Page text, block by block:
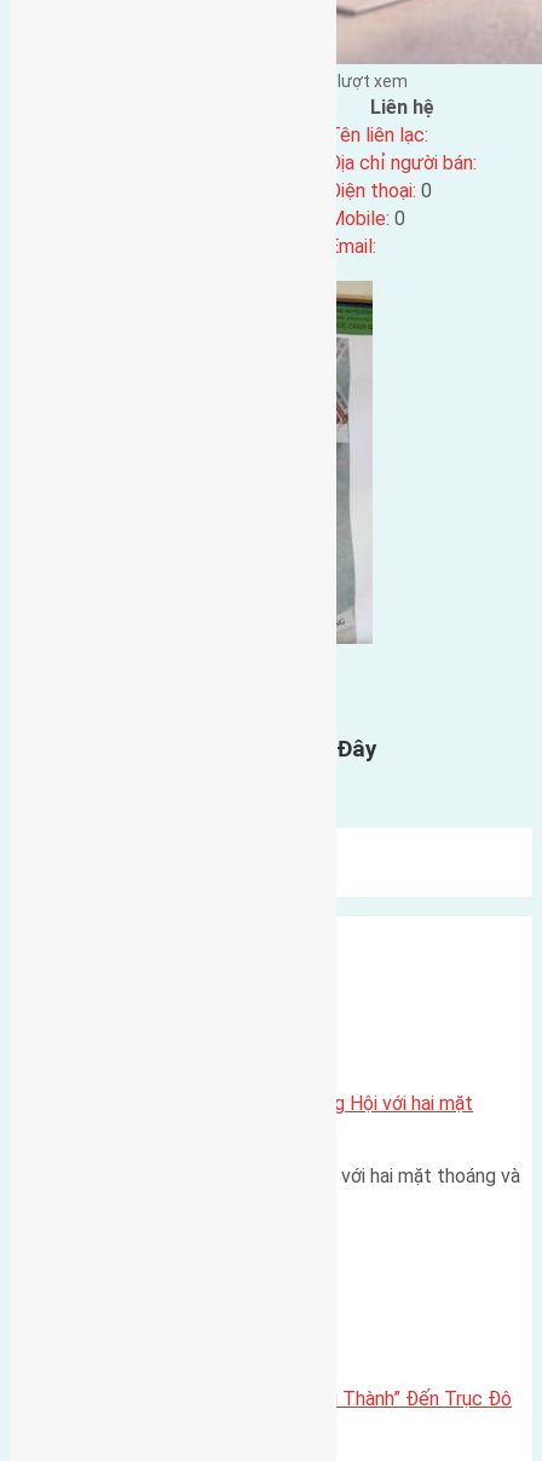
lượt xem
Liên hệ
Tên liên lạc:
Địa chỉ người bán:
Điện thoại: 0
Mobile: 0
Email:
Gửi Tin Nhắn Cho Chúng Tôi Ở Đây
Một vị trí hiếm còn lại tại X1 Đông Hội với hai mặt
Một góc tái định cư X1 Đông Hội với hai mặt thoáng và
Đông Anh 2026: Từ “Huyện Ngoại Thành” Đến Trục Đô